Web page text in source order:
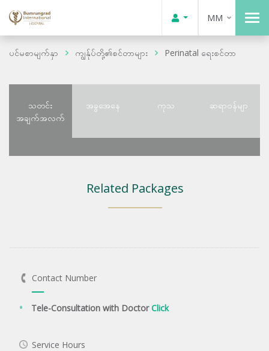
MM
ပင်မစာမျက်နှာ ကျွန်ုပ်တို့၏စင်တာများ Perinatal ရေးစင်တာ
သတင်း
အချက်အလက်
အခွအေနေ ကုသ ဆရာဝန်မျာ
Related Packages
Contact Number
Tele-Consultation with DoctorClick
Service Hours